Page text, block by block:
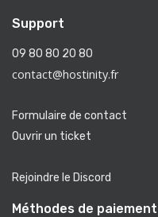
Support
09 80 80 20 80
contact@hostinity.fr
Formulaire de contact
Ouvrir un ticket
Rejoindre le Discord
Méthodes de paiement